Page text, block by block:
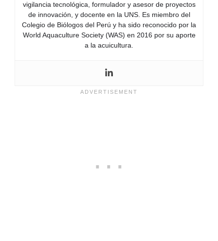
vigilancia tecnológica, formulador y asesor de proyectos
de innovación, y docente en la UNS. Es miembro del
Colegio de Biólogos del Perú y ha sido reconocido por la
World Aquaculture Society (WAS) en 2016 por su aporte
a la acuicultura.